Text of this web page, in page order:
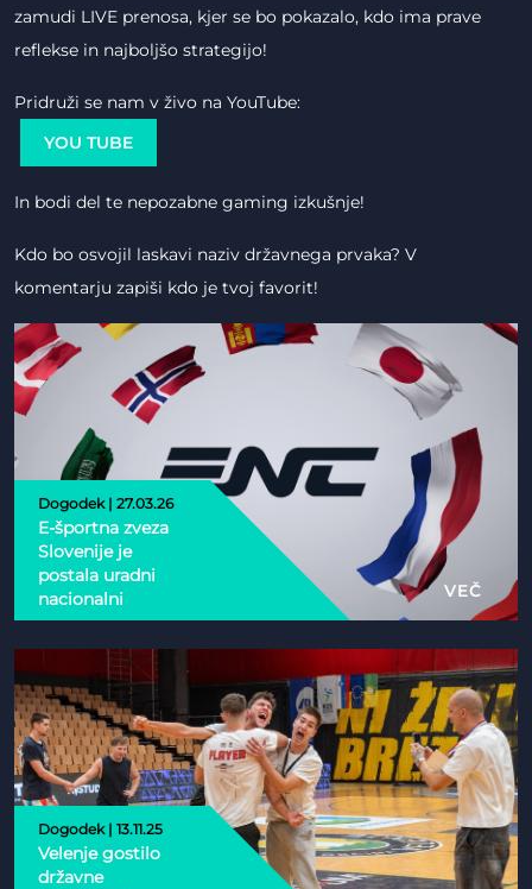
zamudi LIVE prenosa, kjer se bo pokazalo, kdo ima prave
reflekse in najboljšo strategijo!
Pridruži se nam v živo na YouTube:
YOU TUBE
In bodi del te nepozabne gaming izkušnje!
Kdo bo osvojil laskavi naziv državnega prvaka? V
komentarju zapiši kdo je tvoj favorit!
Dogodek | 27.03.26
E-športna zveza
Slovenije je
postala uradni
nacionalni
partner Esports
Nations Cup 2026
VEČ
Dogodek | 13.11.25
Velenje gostilo
državne